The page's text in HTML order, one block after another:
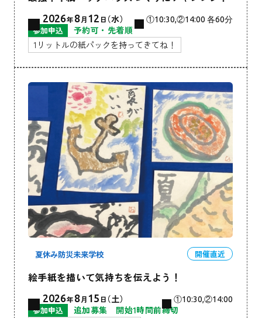
2026年8月 12 日（水） ①10:30,②14:00 各60分
参加申込
予約可・先着順
1リットルの紙パックを持ってきてね！
夏休み防災未来学校 開催直近
絵手紙を描いて気持ちを伝えよう！
2026年8月 15 日（土） ①10:30,②14:00
参加申込
追加募集 開始1時間前締切